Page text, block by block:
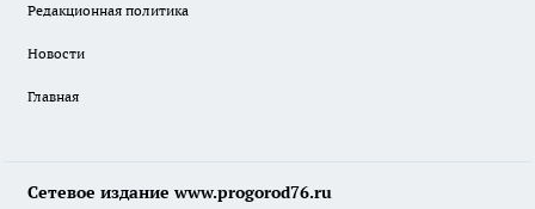
Редакционная политика
Новости
Главная
Сетевое издание www.progorod76.ru